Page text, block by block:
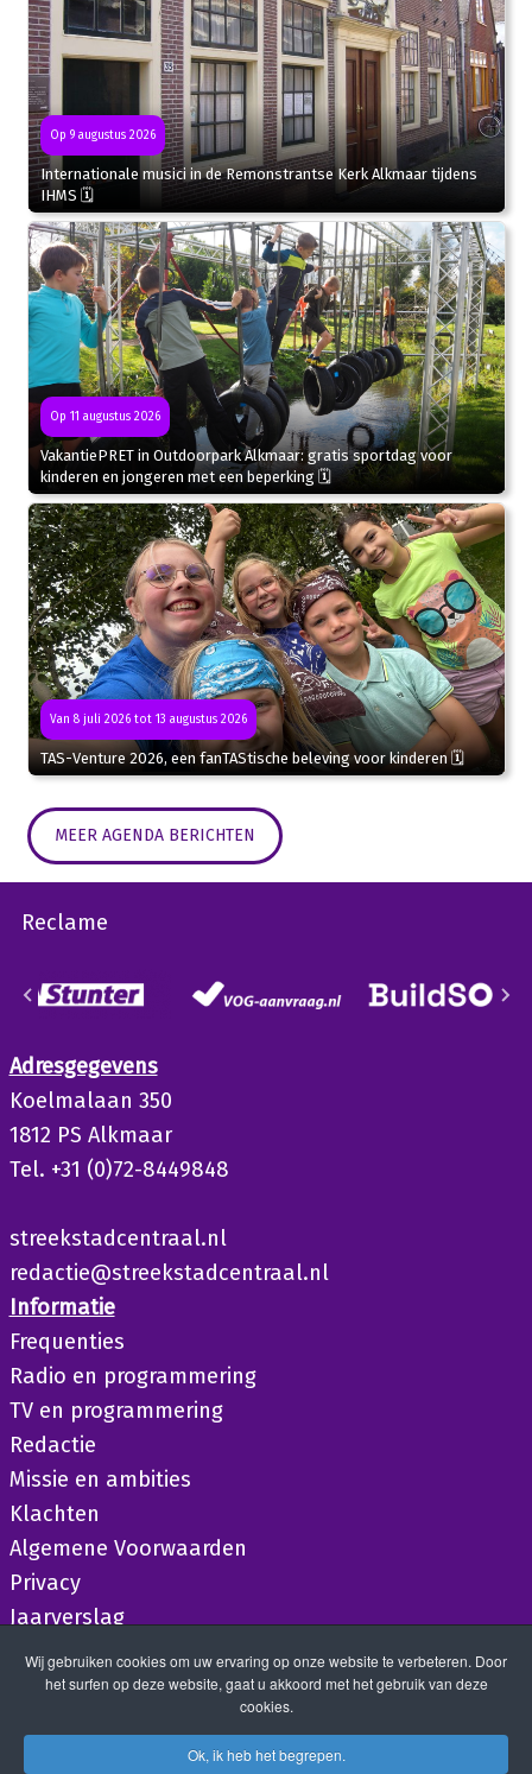
Op 9 augustus 2026
Internationale musici in de Remonstrantse Kerk Alkmaar tijdens
IHMS 🗓
Op 11 augustus 2026
VakantiePRET in Outdoorpark Alkmaar: gratis sportdag voor
kinderen en jongeren met een beperking 🗓
Van 8 juli 2026 tot 13 augustus 2026
TAS-Venture 2026, een fanTAStische beleving voor kinderen 🗓
MEER AGENDA BERICHTEN
Reclame
Adresgegevens
Koelmalaan 350
1812 PS Alkmaar
Tel. +31 (0)72-8449848
streekstadcentraal.nl
redactie@streekstadcentraal.nl
Informatie
Frequenties
Radio en programmering
TV en programmering
Redactie
Missie en ambities
Klachten
Algemene Voorwaarden
Privacy
Jaarverslag
Wij gebruiken cookies om uw ervaring op onze website te verbeteren. Door
het surfen op deze website, gaat u akkoord met het gebruik van deze
cookies.
Ok, ik heb het begrepen.